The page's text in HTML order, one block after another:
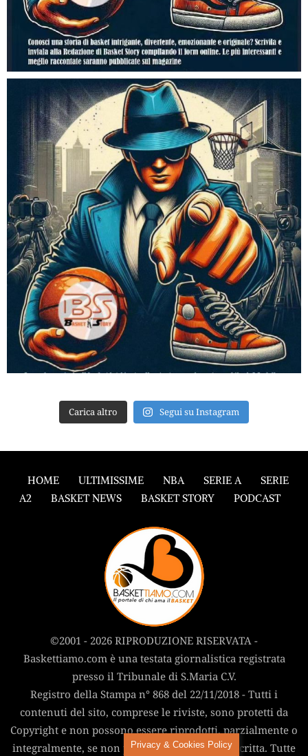
Carica altro Segui su Instagram
HOME ULTIMISSIME NBA SERIE A
SERIE
A2
BASKET NEWS BASKET STORY PODCAST
©2001 - 2026 RIPRODUZIONE RISERVATA -
Baskettiamo.com è una testata giornalistica registrata
presso il Tribunale di S.Maria C.V.
Registro della Stampa n° 868 del 22/11/2018 - Tutti i
contenuti del sito, comprese le riviste, sono protetti da
Copyright e non possono essere riprodotti, parzialmente o
integralmente, se non previa autorizzazione scritta. Tutte
Privacy & Cookies Policy